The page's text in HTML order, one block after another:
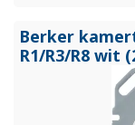
Berker
R1/R3/R8 wit